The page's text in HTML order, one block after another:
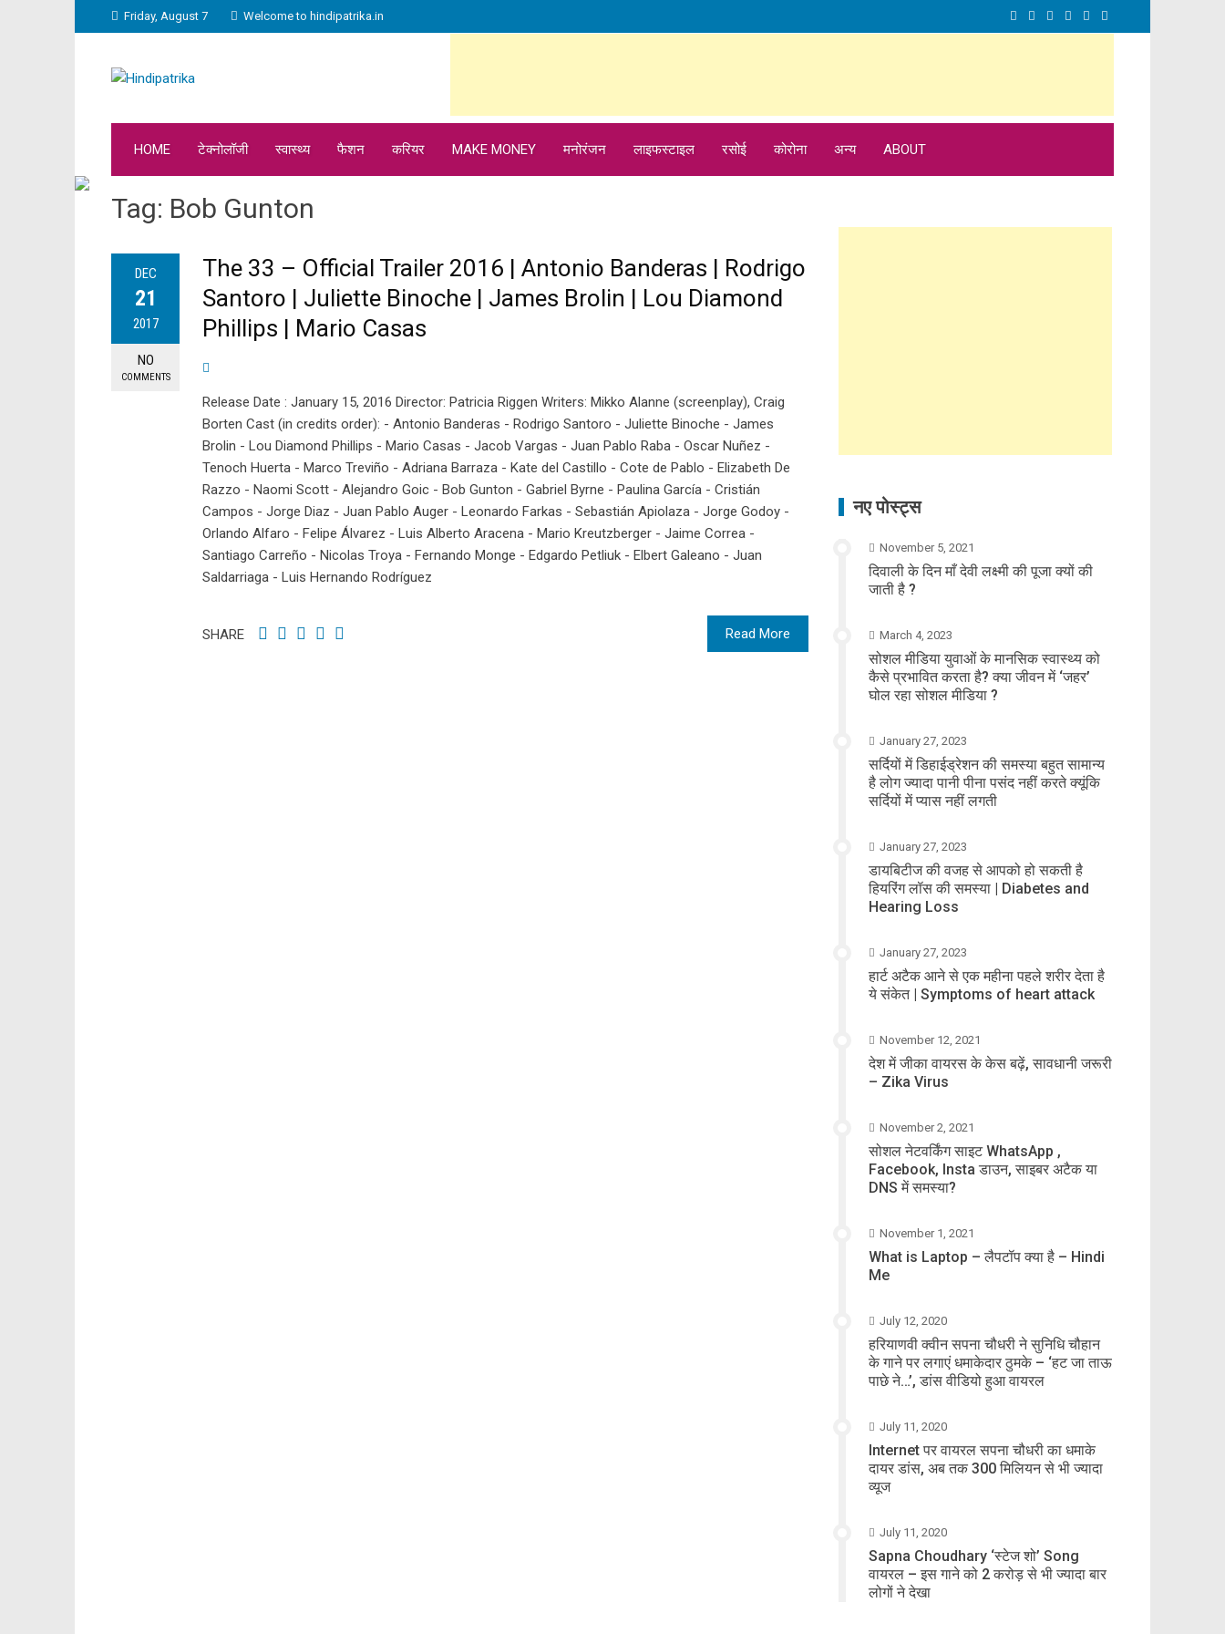
Friday, August 7 Welcome to hindipatrika.in
HOME टेक्नोलॉजी स्वास्थ्य फैशन करियर MAKE MONEY मनोरंजन लाइफस्टाइल रसोई कोरोना अन्य ABOUT
Tag: Bob Gunton
DEC
21
2017
NO
COMMENTS
The 33 – Official Trailer 2016 | Antonio Banderas | Rodrigo
Santoro | Juliette Binoche | James Brolin | Lou Diamond
Phillips | Mario Casas
Release Date : January 15, 2016 Director: Patricia Riggen Writers: Mikko Alanne (screenplay), Craig
Borten Cast (in credits order): - Antonio Banderas - Rodrigo Santoro - Juliette Binoche - James
Brolin - Lou Diamond Phillips - Mario Casas - Jacob Vargas - Juan Pablo Raba - Oscar Nuñez -
Tenoch Huerta - Marco Treviño - Adriana Barraza - Kate del Castillo - Cote de Pablo - Elizabeth De
Razzo - Naomi Scott - Alejandro Goic - Bob Gunton - Gabriel Byrne - Paulina García - Cristián
Campos - Jorge Diaz - Juan Pablo Auger - Leonardo Farkas - Sebastián Apiolaza - Jorge Godoy -
Orlando Alfaro - Felipe Álvarez - Luis Alberto Aracena - Mario Kreutzberger - Jaime Correa -
Santiago Carreño - Nicolas Troya - Fernando Monge - Edgardo Petliuk - Elbert Galeano - Juan
Saldarriaga - Luis Hernando Rodríguez
Read More
SHARE
नए पोस्ट्स
November 5, 2021
दिवाली के दिन माँ देवी लक्ष्मी की पूजा क्यों की
जाती है ?
March 4, 2023
सोशल मीडिया युवाओं के मानसिक स्वास्थ्य को
कैसे प्रभावित करता है? क्या जीवन में ‘जहर’
घोल रहा सोशल मीडिया ?
January 27, 2023
सर्दियों में डिहाईड्रेशन की समस्या बहुत सामान्य
है लोग ज्यादा पानी पीना पसंद नहीं करते क्यूंकि
सर्दियों में प्यास नहीं लगती
January 27, 2023
डायबिटीज की वजह से आपको हो सकती है
हियरिंग लॉस की समस्या | Diabetes and
Hearing Loss
January 27, 2023
हार्ट अटैक आने से एक महीना पहले शरीर देता है
ये संकेत | Symptoms of heart attack
November 12, 2021
देश में जीका वायरस के केस बढ़ें, सावधानी जरूरी
– Zika Virus
November 2, 2021
सोशल नेटवर्किंग साइट WhatsApp ,
Facebook, Insta डाउन, साइबर अटैक या
DNS में समस्या?
November 1, 2021
What is Laptop – लैपटॉप क्या है – Hindi
Me
July 12, 2020
हरियाणवी क्वीन सपना चौधरी ने सुनिधि चौहान
के गाने पर लगाएं धमाकेदार ठुमके – ‘हट जा ताऊ
पाछे ने…’, डांस वीडियो हुआ वायरल
July 11, 2020
Internet पर वायरल सपना चौधरी का धमाके
दायर डांस, अब तक 300 मिलियन से भी ज्यादा
व्यूज
July 11, 2020
Sapna Choudhary ‘स्टेज शो’ Song
वायरल – इस गाने को 2 करोड़ से भी ज्यादा बार
लोगों ने देखा